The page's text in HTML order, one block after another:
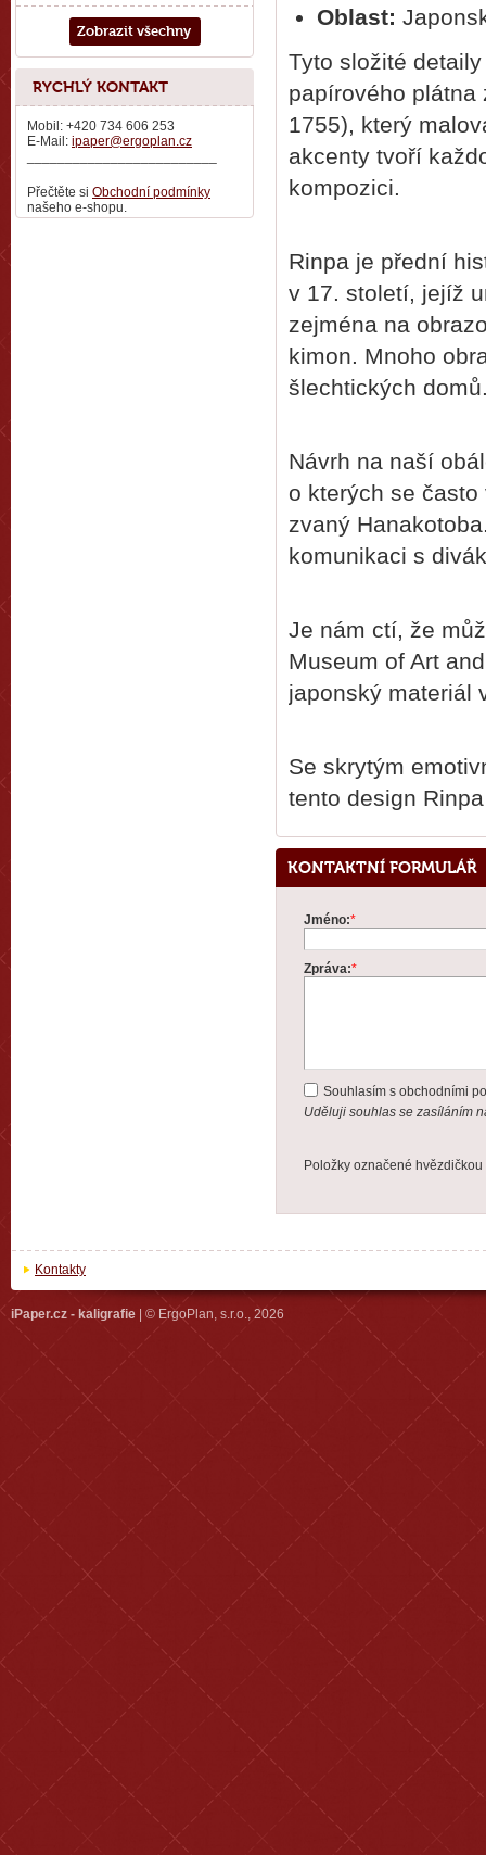
Oblast:
Tyto složité
papírového plátna
1755), který
akcenty tvoří
kompozici.
Rinpa je přední
v 17. století, jejíž
zejména na
kimon. Mnoho
šlechtických
Návrh na naší
o kterých se
zvaný
komunikaci s
Je nám ctí, že
Museum of Art
japonský materiál
Se skrytým
tento design
KONTAKTNÍ FORMULÁŘ
Jméno:*
Zpráva:*
Souhlasím s obchodními
Uděluji souhlas se zasíláním
Položky označené hvězdičkou
Zobrazit všechny
RYCHLÝ KONTAKT
Mobil: +420 734 606 253
E-Mail: ipaper@ergoplan.cz
Přečtěte si Obchodní podmínky
našeho e-shopu.
Kontakty
iPaper.cz - kaligrafie | © ErgoPlan, s.r.o., 2026